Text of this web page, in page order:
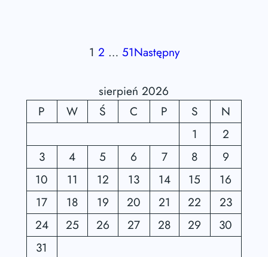
1 2 … 51Następny
sierpień 2026
P
W Ś C P S
N
1
2
3
4 5 6 7 8
9
10
11 12 13 14 15
16
17
18 19 20 21 22
23
24
25 26 27 28 29
30
31